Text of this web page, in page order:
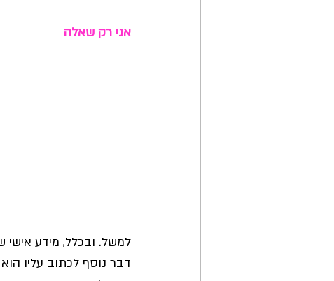
אני רק שאלה
למשל. ובכלל, מידע אישי
דבר נוסף לכתוב עליו